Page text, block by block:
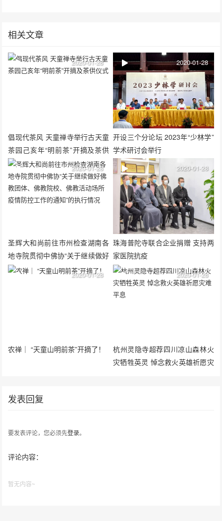
相关文章
倡现代茶风 天童禅寺举行古天童
茶园己亥年“明前茶”开摘及茶供
仪式
2020-01-28
开设三个分论坛 2023年“少林学”
学术研讨会举行
2020-01-28
圣辉大和尚前往市州检查湖南各
地寺院贯彻中佛协“关于继续做好
佛教团体、佛教院校、佛教活动
场所疫情防控工作的通知”的执行
2020-01-28
珠海普陀寺联合企业捐赠 支持两
家医院抗疫
2020-01-28
农禅｜ “天童山明前茶”开摘了！
2020-01-28
杭州灵隐寺超荐四川凉山森林火
灾牺牲英灵 悼念救火英雄祈愿灾
2020-01-28
发表回复
要发表评论，您必须先登录。
评论内容：
暂无内容~